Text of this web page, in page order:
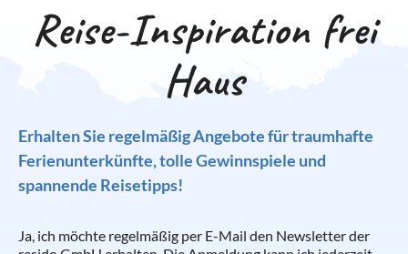
Reise-Inspiration frei
Haus
Erhalten Sie regelmäßig Angebote für traumhafte
Ferienunterkünfte, tolle Gewinnspiele und
spannende Reisetipps!
Ja, ich möchte regelmäßig per E-Mail den Newsletter der